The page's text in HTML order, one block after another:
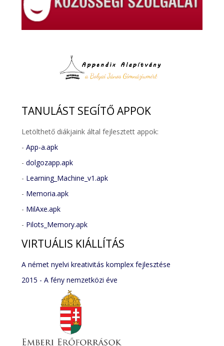
TANULÁST SEGÍTŐ APPOK
Letölthető diákjaink által fejlesztett appok:
-App-a.apk
-dolgozapp.apk
- Learning_Machine_v1.apk
- Memoria.apk
- MilAxe.apk
- Pilots_Memory.apk
VIRTUÁLIS KIÁLLÍTÁS
A német nyelvi kreativitás komplex fejlesztése
2015 - A fény nemzetközi éve